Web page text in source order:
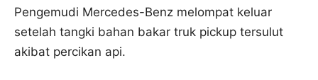
Pengemudi Mercedes-Benz melompat keluar
setelah tangki bahan bakar truk pickup tersulut
akibat percikan api.